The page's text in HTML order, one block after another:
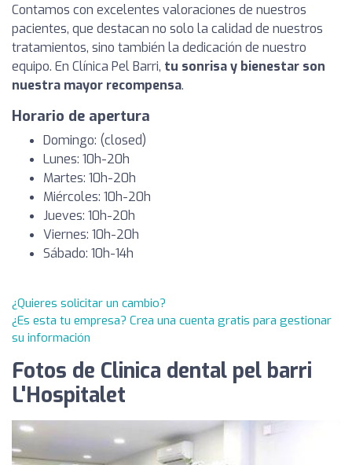
Contamos con excelentes valoraciones de nuestros
pacientes, que destacan no solo la calidad de nuestros
tratamientos, sino también la dedicación de nuestro
equipo. En Clínica Pel Barri, tu sonrisa y bienestar son
nuestra mayor recompensa.
Horario de apertura
Domingo: (closed)
Lunes: 10h-20h
Martes: 10h-20h
Miércoles: 10h-20h
Jueves: 10h-20h
Viernes: 10h-20h
Sábado: 10h-14h
¿Quieres solicitar un cambio?
¿Es esta tu empresa? Crea una cuenta gratis para gestionar
su información
Fotos de Clinica dental pel barri
L'Hospitalet